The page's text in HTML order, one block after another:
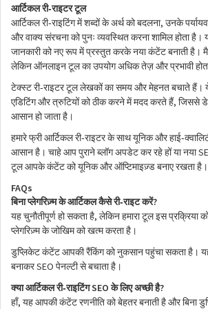
आर्टिकल री-राइटर टूल
आर्टिकल री-राइटिंग में शब्दों के अर्थ को बदलना, उनके
और वाक्य संरचना को पुनः व्यवस्थित करना शामिल होता है।
जानकारी को नए रूप में प्रस्तुत करके नया कंटेंट बनाती है।
लेकिन ऑनलाइन टूल का उपयोग अधिक तेज़ और प्रभावी
टेक्स्ट री-राइटर टूल लेखकों का समय और मेहनत बचाते हैं।
एडिटिंग और त्रुटियों को ठीक करने में मदद करते हैं, जिससे
आसान हो जाता है।
हमारे फ्री आर्टिकल री-राइटर के साथ यूनिक और हाई-
आसान है। चाहे आप पुराने ब्लॉग अपडेट कर रहे हों या नया
टूल आपके कंटेंट को यूनिक और ऑप्टिमाइज़्ड बनाए रखता है।
FAQs
बिना प्लेगरिज़्म के आर्टिकल कैसे री-राइट करें?
यह चुनौतीपूर्ण हो सकता है, लेकिन हमारा टूल इस प्रक्रिया
प्लेगरिज़्म के जोखिम को खत्म करता है।
डुप्लिकेट कंटेंट आपकी रैंकिंग को नुकसान पहुंचा सकता है।
बनाकरSEO पेनल्टी से बचाता है।
क्या आर्टिकल री-राइटिंगSEOके लिए अच्छी है?
हाँ, यह आपकी कंटेंट रणनीति को बेहतर बनाती है और बिना